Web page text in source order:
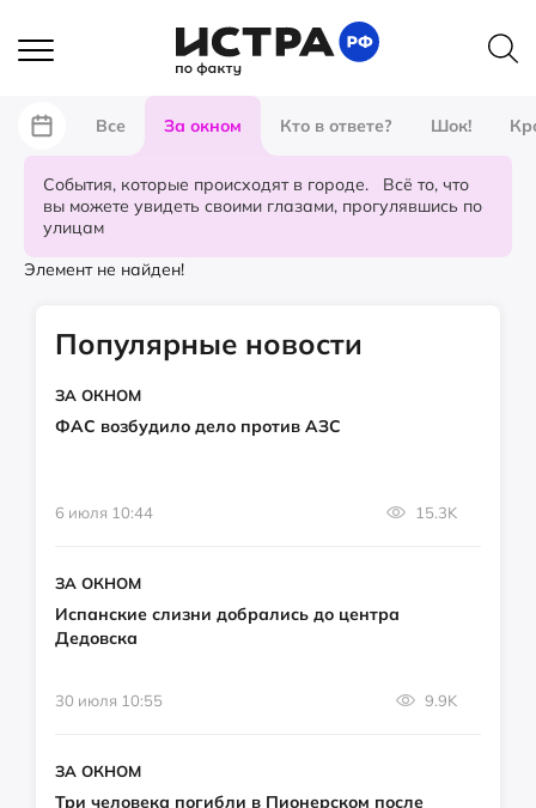
Все За окном Кто в ответе? Шок!
События, которые происходят в городе. Всё то, что
вы можете увидеть своими глазами, прогулявшись по
улицам
Элемент не найден!
Популярные новости
ЗА ОКНОМ
ФАС возбудило дело против АЗС
6 июля 10:44 15.3K
ЗА ОКНОМ
Испанские слизни добрались до центра
Дедовска
30 июля 10:55 9.9K
ЗА ОКНОМ
Три человека погибли в Пионерском после